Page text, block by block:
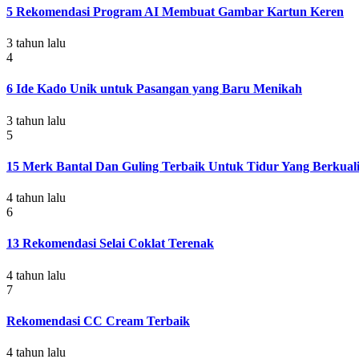
5 Rekomendasi Program AI Membuat Gambar Kartun Keren
3 tahun lalu
4
6 Ide Kado Unik untuk Pasangan yang Baru Menikah
3 tahun lalu
5
15 Merk Bantal Dan Guling Terbaik Untuk Tidur Yang
4 tahun lalu
6
13 Rekomendasi Selai Coklat Terenak
4 tahun lalu
7
Rekomendasi CC Cream Terbaik
4 tahun lalu